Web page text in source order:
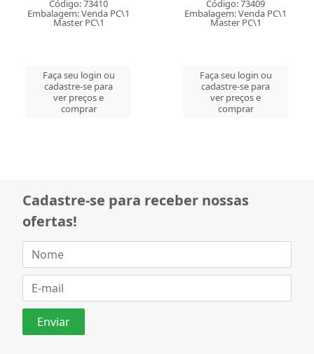
Código: 73410
Embalagem: Venda PC\1
Master PC\1
Faça seu login ou
cadastre-se para
ver preços e
comprar
Código: 73409
Embalagem: Venda PC\1
Master PC\1
Faça seu login ou
cadastre-se para
ver preços e
comprar
Cadastre-se para receber nossas
ofertas!